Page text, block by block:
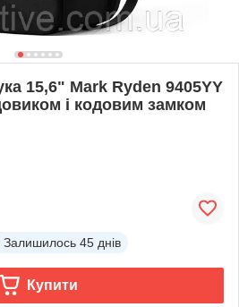
15,6" Mark Ryden 9405YY
і кодовим замком
Залишилось 45 днів
Купити